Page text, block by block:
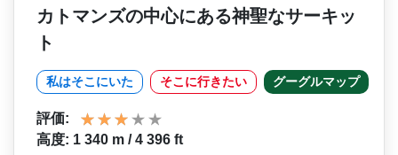
カトマンズの中心にある神聖なサーキッ
ト
私はそこにいた そこに行きたい グーグルマップ
評価:
高度: 1 340 m / 4 396 ft